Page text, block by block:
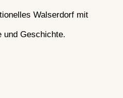
Walserdorf mit
und Geschichte.